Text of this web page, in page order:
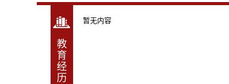
教
育
经
历
暂无内容